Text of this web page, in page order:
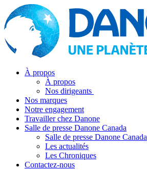
À propos
À propos
Nos dirigeants
Nos marques
Notre engagement
Travailler chez Danone
Salle de presse Danone Canada
Salle de presse Danone Canada
Les actualités
Les Chroniques
Contactez-nous